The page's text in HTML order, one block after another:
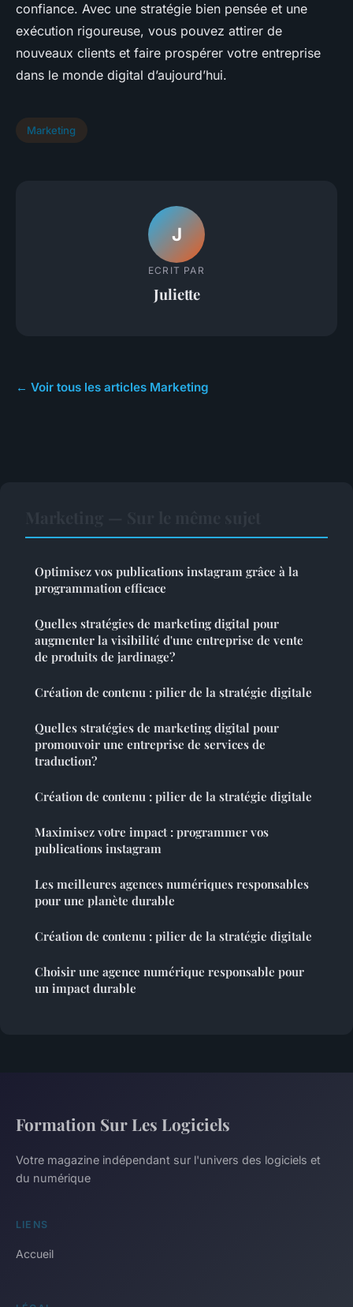
confiance. Avec une stratégie bien pensée et une
exécution rigoureuse, vous pouvez attirer de
nouveaux clients et faire prospérer votre entreprise
dans le monde digital d’aujourd’hui.
Marketing
J
ECRIT PAR
Juliette
← Voir tous les articles Marketing
Optimisez vos publications instagram grâce à la
programmation efficace
Quelles stratégies de marketing digital pour
augmenter la visibilité d'une entreprise de vente
de produits de jardinage?
Création de contenu : pilier de la stratégie digitale
Quelles stratégies de marketing digital pour
promouvoir une entreprise de services de
traduction?
Création de contenu : pilier de la stratégie digitale
Maximisez votre impact : programmer vos
publications instagram
Les meilleures agences numériques responsables
pour une planète durable
Création de contenu : pilier de la stratégie digitale
Choisir une agence numérique responsable pour
un impact durable
Formation Sur Les Logiciels
Votre magazine indépendant sur l'univers des logiciels et
du numérique
LIENS
Accueil